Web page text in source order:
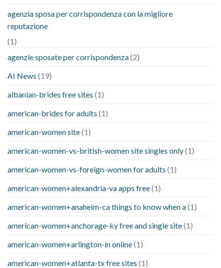
agenzia sposa per corrispondenza con la migliore
reputazione
(1)
agenzie sposate per corrispondenza(2)
AI News (19)
albanian-brides free sites (1)
american-brides for adults (1)
american-women site(1)
american-women-vs-british-women site singles only(1)
american-women-vs-foreign-women for adults (1)
american-women+alexandria-va apps free(1)
american-women+anaheim-ca things to know when a(1)
american-women+anchorage-ky free and single site(1)
american-women+arlington-in online(1)
american-women+atlanta-tx free sites (1)